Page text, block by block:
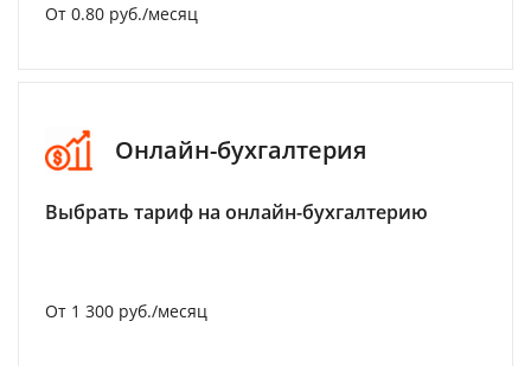
От 0.80 руб./месяц
Онлайн-бухгалтерия
Выбрать тариф на онлайн-бухгалтерию
От 1 300 руб./месяц